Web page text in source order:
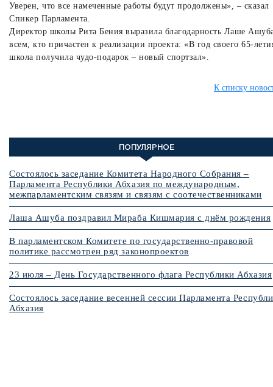
ПОПУЛЯРНОЕ
Состоялось заседание Комитета Народного Собрания –
Парламента Республики Абхазия по международным,
межпарламентским связям и связям с соотечественниками
Лаша Ашуба поздравил Мираба Кишмария с днём рождения
В парламентском Комитете по государственно-правовой
политике рассмотрен ряд законопроектов
23 июля – День Государственного флага Республики Абхазия
Состоялось заседание весенней сессии Парламента
Абхазия
Уверен, что все намеченные работы будут продолжены», – сказал
Спикер Парламента.
Директор школы Рита Бения выразила благодарность Лаше
всем, кто причастен к реализации проекта: «В год своего 65-
школа получила чудо-подарок – новый спортзал».
К списку